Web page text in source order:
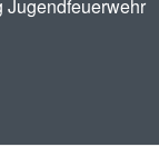
Jugendfeuerwehr